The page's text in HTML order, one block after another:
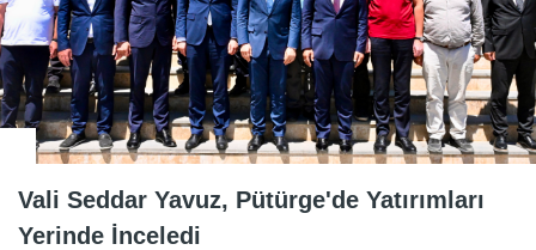
Vali Seddar Yavuz, Pütürge'de Yatırımları
Yerinde İnceledi